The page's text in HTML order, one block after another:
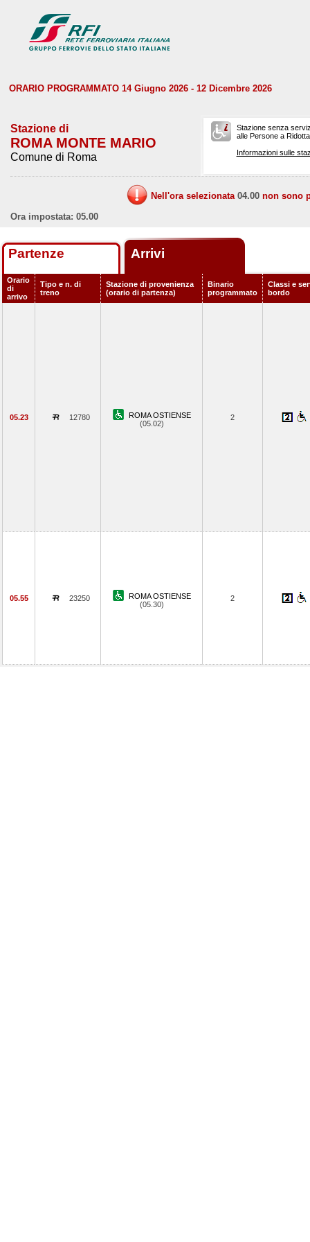
ORARIO PROGRAMMATO 14 Giugno 2026 - 12 Dicembre 2026
Stazione di
ROMA MONTE MARIO
Comune di Roma
Stazione senza
alle Persone a
Informazioni sulle
Nell'ora selezionata 04.00 non sono
Ora impostata: 05.00
Partenze Arrivi
Orario
di
arrivo
Tipo e n. di
treno
Stazione di provenienza
(orario di partenza)
Binario
programmato
Classi e
bordo
05.23 12780
ROMA OSTIENSE
(05.02)
2
05.55 23250
ROMA OSTIENSE
(05.30)
2